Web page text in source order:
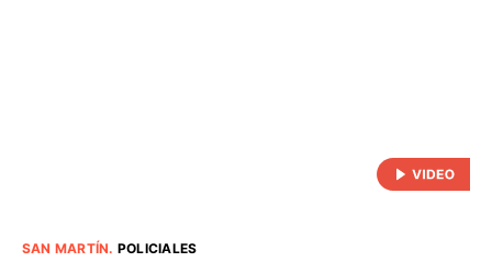
SAN MARTÍN. POLICIALES